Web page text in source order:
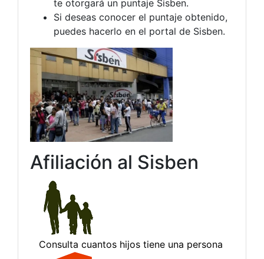
te otorgará un puntaje Sisben.
Si deseas conocer el puntaje obtenido,
puedes hacerlo en el portal de Sisben.
Afiliación al Sisben